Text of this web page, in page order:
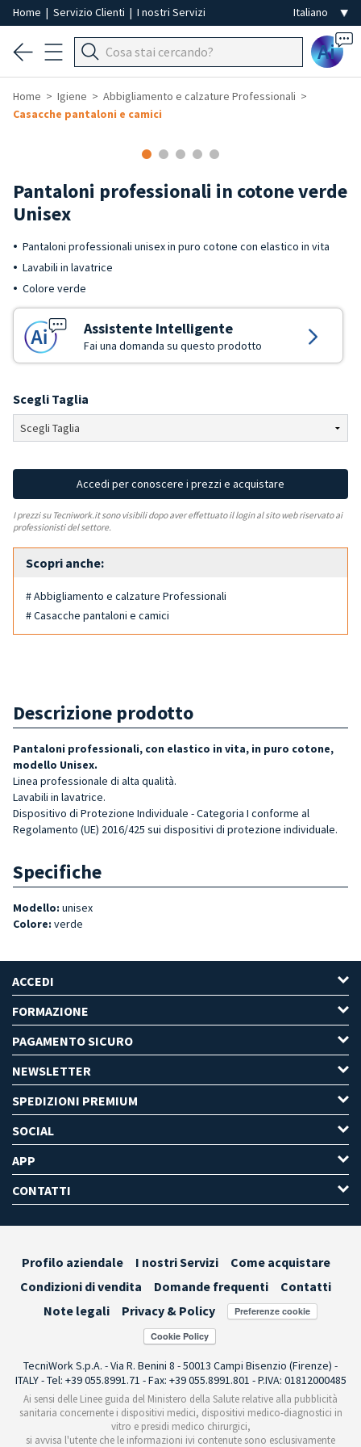
Home | Servizio Clienti | I nostri Servizi
Ai
Home Igiene
Abbigliamento e calzature Professionali
Casacche pantaloni e camici
Pantaloni professionali in cotone verde
Unisex
Pantaloni professionali unisex in puro cotone con elastico in vita
Lavabili in lavatrice
Colore verde
Assistente Intelligente
Fai una domanda su questo prodotto
Scegli Taglia
Accedi per conoscere i prezzi e acquistare
I prezzi su Tecniwork.it sono visibili dopo aver effettuato il login al sito web riservato ai
professionisti del settore.
Scopri anche:
# Abbigliamento e calzature Professionali
# Casacche pantaloni e camici
Descrizione prodotto
Pantaloni professionali, con elastico in vita, in puro cotone,
modello Unisex.
Linea professionale di alta qualità.
Lavabili in lavatrice.
Dispositivo di Protezione Individuale - Categoria I conforme al
Regolamento (UE) 2016/425 sui dispositivi di protezione individuale.
Specifiche
Modello: unisex
Colore: verde
ACCEDI
FORMAZIONE
PAGAMENTO SICURO
NEWSLETTER
SPEDIZIONI PREMIUM
SOCIAL
APP
CONTATTI
Profilo aziendale I nostri Servizi
Come acquistare
Condizioni di vendita
Domande frequenti
Contatti
Note legali
Privacy & Policy Preferenze cookie
TecniWork S.p.A. - Via R. Benini 8 - 50013 Campi Bisenzio (Firenze) -
ITALY - Tel: +39 055.8991.71 - Fax: +39 055.8991.801 - P.IVA: 01812000485
Ai sensi delle Linee guida del Ministero della Salute relative alla pubblicità
sanitaria concernente i dispositivi medici, dispositivi medico-diagnostici in
vitro e presidi medico chirurgici,
si avvisa l'utente che le informazioni ivi contenute sono esclusivamente